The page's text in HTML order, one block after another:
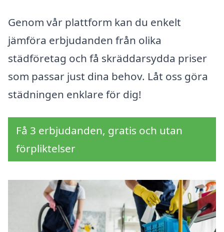
Genom vår plattform kan du enkelt
jämföra erbjudanden från olika
städföretag och få skräddarsydda priser
som passar just dina behov. Låt oss göra
städningen enklare för dig!
Få 3 erbjudanden, gratis och utan
förpliktelser